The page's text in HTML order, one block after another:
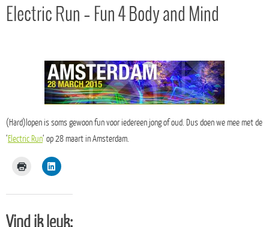
Electric Run – Fun 4 Body and Mind
(Hard)lopen is soms gewoon fun voor iedereen jong of oud. Dus doen we mee met de
‘Electric Run‘ op 28 maart in Amsterdam.
Vind ik leuk: